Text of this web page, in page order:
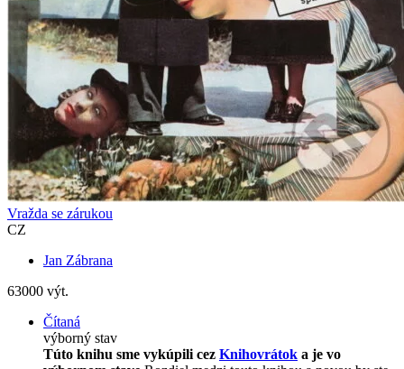
Vražda se zárukou
CZ
Jan Zábrana
63000 výt.
Čítaná
výborný stav
Túto knihu sme vykúpili cez Knihovrátok a je vo